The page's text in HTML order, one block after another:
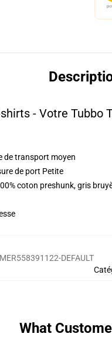
- Votre Tubbo
de transport moyen
de port Petite
coton preshunk, gris
DEFAULT
What